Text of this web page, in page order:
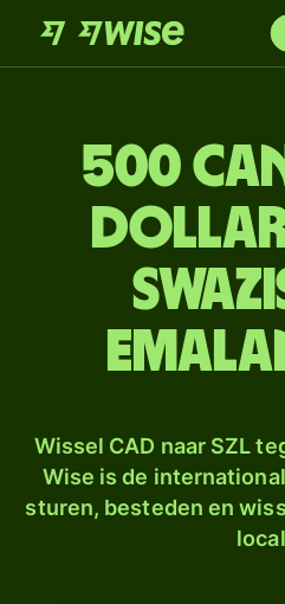
500
Wissel CAD naar SZL
Wise is de
sturen, besteden en